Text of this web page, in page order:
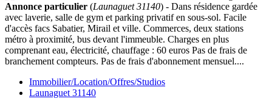
Annonce particulier (Launaguet 31140) - Dans résidence gardée
avec laverie, salle de gym et parking privatif en sous-sol. Facile
d'accès facs Sabatier, Mirail et ville. Commerces, deux stations
métro à proximité, bus devant l'immeuble. Charges en plus
comprenant eau, électricité, chauffage : 60 euros Pas de frais de
branchement compteurs. Pas de frais d'abonnement mensuel....
Immobilier/Location/Offres/Studios
Launaguet 31140